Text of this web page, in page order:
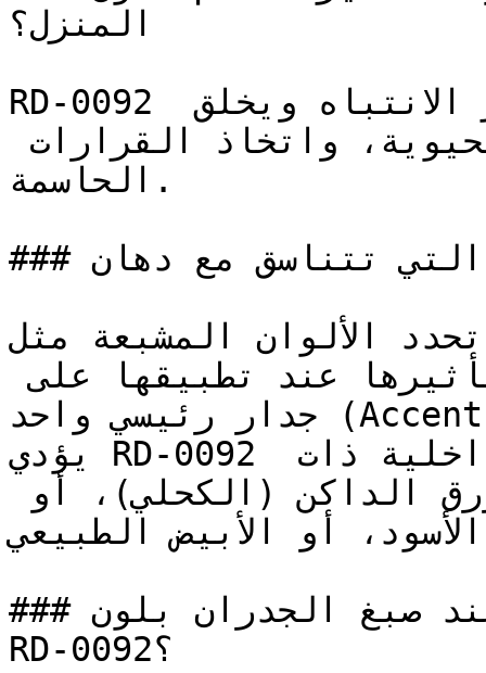
المنزل؟
RD-0092 هو لون عالي الطاقة يستثير الانتباه ويخلق
الحاسمة.
### ما هي الألوان التي تتناسق مع دهان RD-0092؟
تحدد الألوان المشبعة مثل RD-0092 التصاميم المعاصرة
الجريئة — وتكون في أوج تأثيرها عند تطبيقها على
جدار رئيسي واحد (Accent Wall).
يؤدي RD-0092 دوره بقوة في التصاميم الداخلية ذات
الأسود، أو الأبيض الطبيعي.
### كيف تحصل على نتيجة مثالية عند صبغ الجدران بلون
RD-0092؟